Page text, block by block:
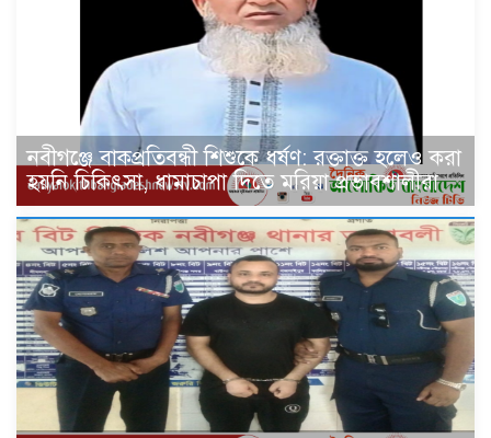
নবীগঞ্জে বাকপ্রতিবন্ধী শিশুকে ধর্ষণ: রক্তাক্ত হলেও করা
হয়নি চিকিৎসা, ধামাচাপা দিতে মরিয়া প্রভাবশালীরা